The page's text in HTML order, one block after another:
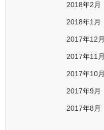
2018年2月
2018年1月
2017年12月
2017年11月
2017年10月
2017年9月
2017年8月